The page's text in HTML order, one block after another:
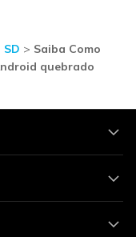
> Saiba Como
quebrado